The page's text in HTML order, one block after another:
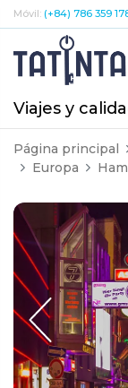
Móvil: (+84) 786 359
Viajes y
Página principal
Europa